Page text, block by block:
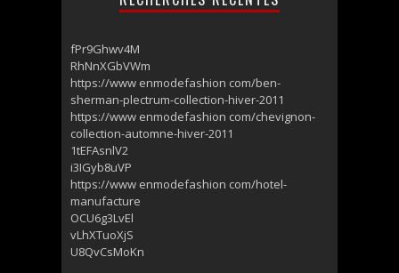
fPr9Ghwv4M
RhNnXGbVWm
https://www enmodefashion com/ben-
sherman-plectrum-collection-hiver-2011
https://www enmodefashion com/chevignon-
collection-automne-hiver-2011
1tEFAsnlV2
i3IGyb8uVP
https://www enmodefashion com/hotel-
manufacture
OCU6g3LvEl
vLhXTuoXjS
U8QvCsMoKn